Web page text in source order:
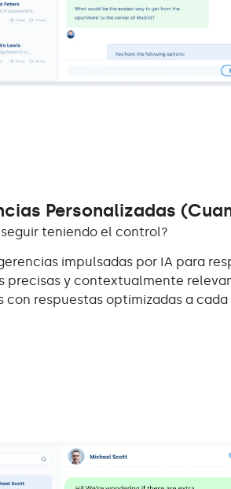
Personalizadas
teniendo el control?
impulsadas por IA para
precisas y contextualmente
con respuestas optimizadas a